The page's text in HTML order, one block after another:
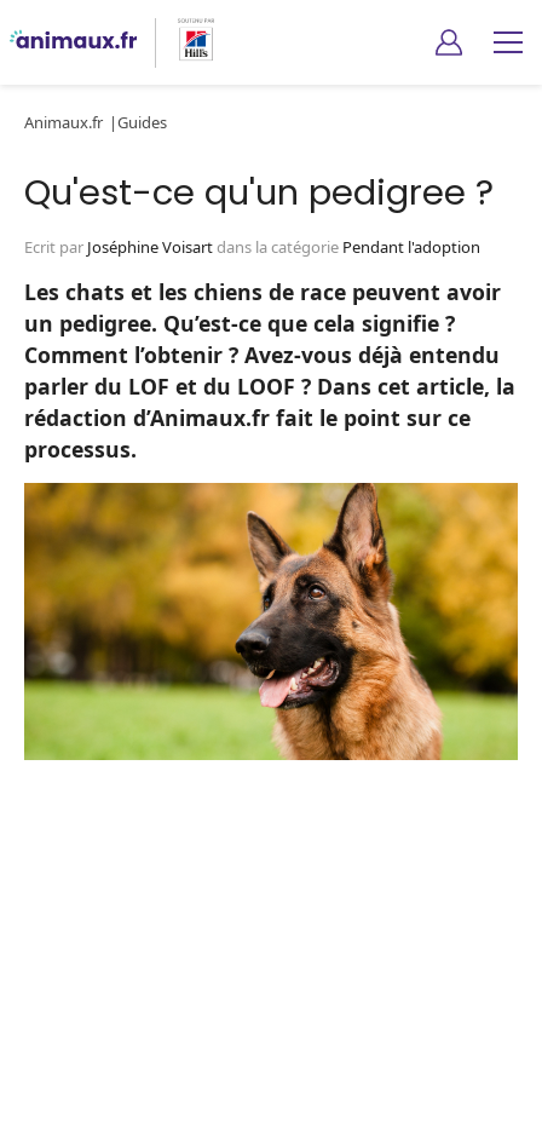
Animaux.fr Guides
Qu'est-ce qu'un pedigree ?
Ecrit par Joséphine Voisartdans la catégorie Pendant l'adoption
Les chats et les chiens de race peuvent avoir
un pedigree. Qu’est-ce que cela signifie ?
Comment l’obtenir ? Avez-vous déjà entendu
parler du LOF et du LOOF ? Dans cet article, la
rédaction d’Animaux.fr fait le point sur ce
processus.